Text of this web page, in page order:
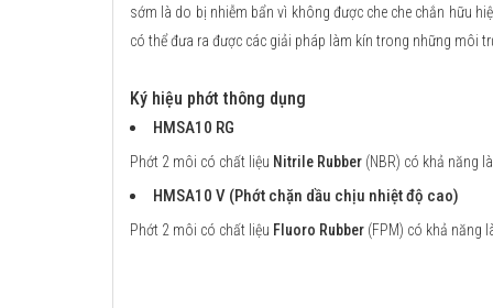
sớm là do bị nhiễm bẩn vì không được che che chắn hữu
có thể đưa ra được các giải pháp làm kín trong những môi
Ký hiệu phớt thông dụng
HMSA10 RG
Phớt 2 môi có chất liệu Nitrile Rubber (NBR) có khả năng
HMSA10 V (Phớt chặn dầu chịu nhiệt độ cao)
Phớt 2 môi có chất liệu Fluoro Rubber (FPM) có khả năng